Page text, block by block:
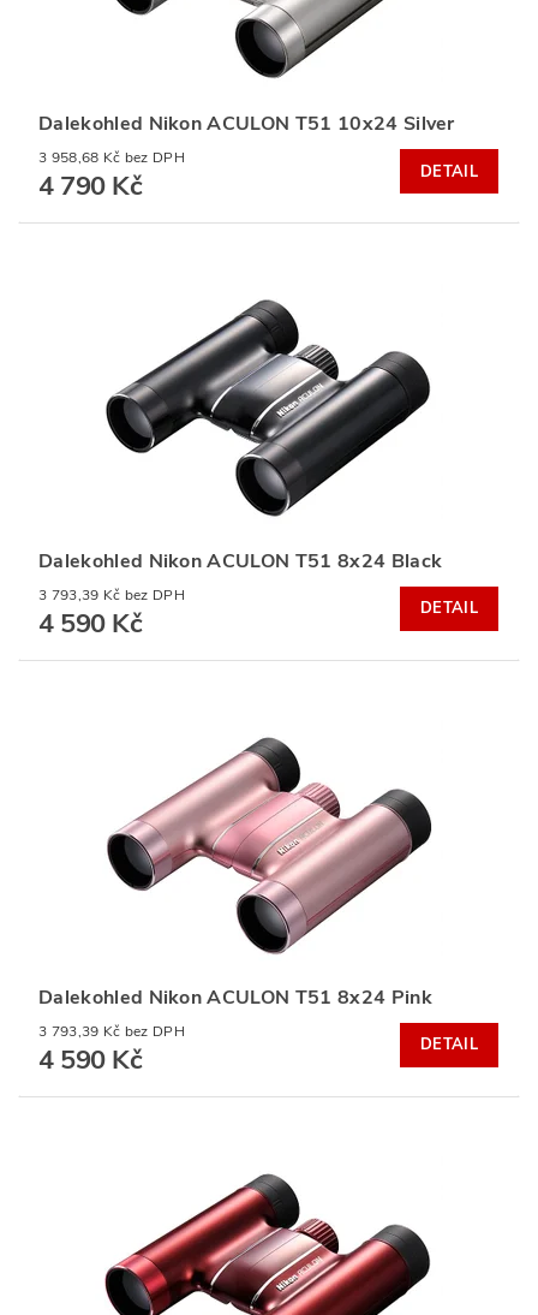
Dalekohled Nikon ACULON T51 10x24 Silver
3 958,68 Kč bez DPH
4 790 Kč DETAIL
Dalekohled Nikon ACULON T51 8x24 Black
3 793,39 Kč bez DPH
4 590 Kč DETAIL
Dalekohled Nikon ACULON T51 8x24 Pink
3 793,39 Kč bez DPH
4 590 Kč DETAIL